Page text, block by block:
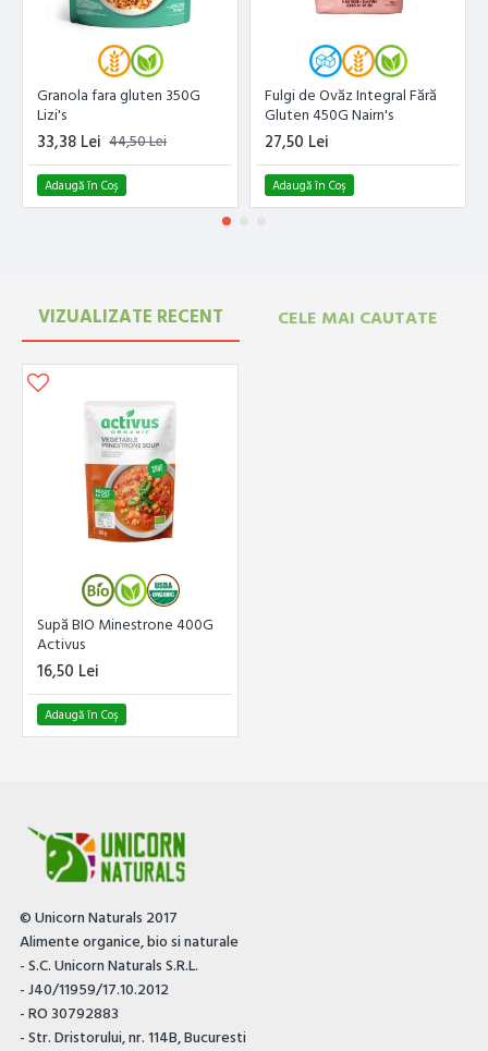
Granola fara gluten 350G
Lizi's
33,38 Lei 44,50 Lei
Adaugă în Coş
Fulgi de Ovăz Integral Fără
Gluten 450G Nairn's
27,50 Lei
Adaugă în Coş
VIZUALIZATE RECENT CELE MAI CAUTATE
Supă BIO Minestrone 400G
Activus
16,50 Lei
Adaugă în Coş
© Unicorn Naturals 2017
Alimente organice, bio si naturale
- S.C. Unicorn Naturals S.R.L.
- J40/11959/17.10.2012
- RO 30792883
- Str. Dristorului, nr. 114B, Bucuresti